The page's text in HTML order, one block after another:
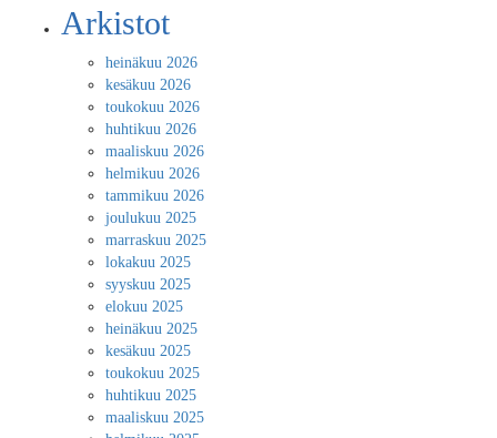
Arkistot
heinäkuu 2026
kesäkuu 2026
toukokuu 2026
huhtikuu 2026
maaliskuu 2026
helmikuu 2026
tammikuu 2026
joulukuu 2025
marraskuu 2025
lokakuu 2025
syyskuu 2025
elokuu 2025
heinäkuu 2025
kesäkuu 2025
toukokuu 2025
huhtikuu 2025
maaliskuu 2025